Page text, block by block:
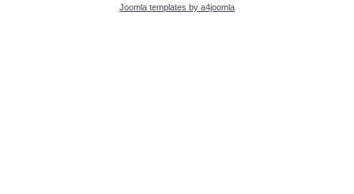
Joomla templates by a4joomla